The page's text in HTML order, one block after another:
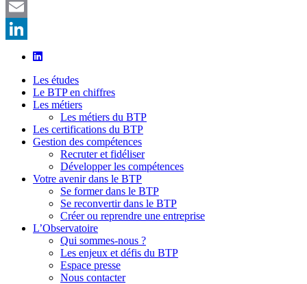
Twitter
Email
LinkedIn
Les études
Le BTP en chiffres
Les métiers
Les métiers du BTP
Les certifications du BTP
Gestion des compétences
Recruter et fidéliser
Développer les compétences
Votre avenir dans le BTP
Se former dans le BTP
Se reconvertir dans le BTP
Créer ou reprendre une entreprise
L’Observatoire
Qui sommes-nous ?
Les enjeux et défis du BTP
Espace presse
Nous contacter